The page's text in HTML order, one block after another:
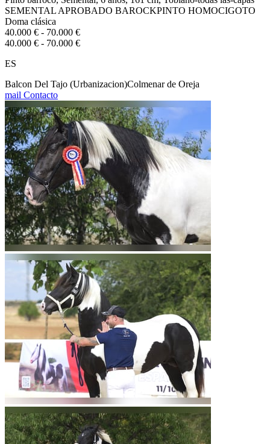
SEMENTAL APROBADO BAROCKPINTO HOMOCIGOTO
Doma clásica
40.000 € - 70.000 €
40.000 € - 70.000 €
ES
Balcon Del Tajo (Urbanizacion)Colmenar de Oreja
mail Contacto